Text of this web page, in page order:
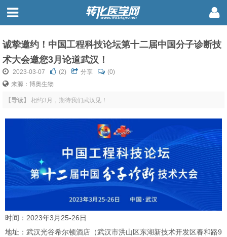
诚挚邀约！中国工程科技论坛第十二届中国分子诊断技
术大会邀您3月论道武汉！
2023-03-07 (2) 分享
(0)
来源：博奥生物
【导读】 相约3月，期待我们武汉见！
时间：2023年3月25-26日
地址：武汉光谷希尔顿酒店（武汉市洪山区东湖新技术开发区春和路9